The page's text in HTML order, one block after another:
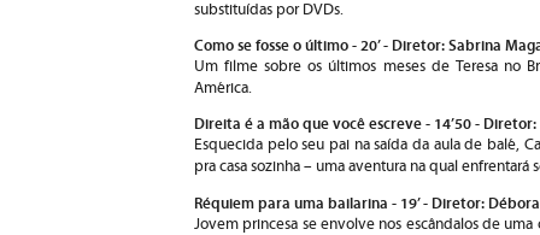
substituídas por DVDs.
Como se fosse o último - 20’ - Diretor: Sabrina
Um filme sobre os últimos meses de Teresa no
América.
Direita é a mão que você escreve - 14’50 - Diretor:
Esquecida pelo seu pai na saída da aula de balé,
pra casa sozinha – uma aventura na qual
Réquiem para uma bailarina - 19’ - Diretor:
Jovem princesa se envolve nos escândalos de